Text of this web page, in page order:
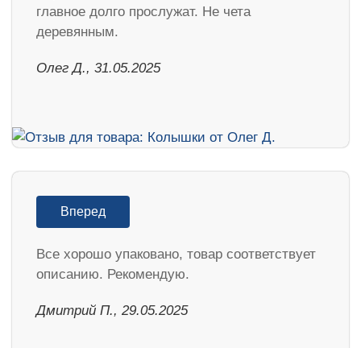
главное долго прослужат. Не чета
деревянным.
Олег Д., 31.05.2025
Вперед
Все хорошо упаковано, товар соответствует
описанию. Рекомендую.
Дмитрий П., 29.05.2025